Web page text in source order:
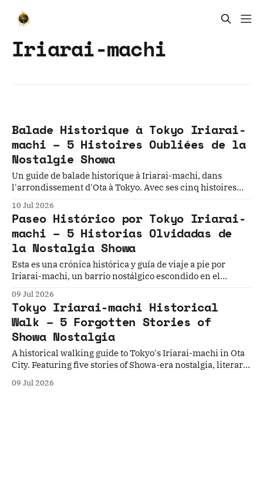
Iriarai-machi
Balade Historique à Tokyo Iriarai-
machi – 5 Histoires Oubliées de la
Nostalgie Showa
Un guide de balade historique à Iriarai-machi, dans
l'arrondissement d'Ota à Tokyo. Avec ses cinq histoires
récit offre une perspective de voyage lent sur un coin
caché de Tokyo.
10 Jul 2026
Paseo Histórico por Tokyo Iriarai-
machi – 5 Historias Olvidadas de
la Nostalgia Showa
Esta es una crónica histórica y guía de viaje a pie por
Iriarai-machi, un barrio nostálgico escondido en el
explora el rico patrimonio de la era Showa, el pasado
ferroviario y las huellas literarias entre Omori y Kamata.
09 Jul 2026
Tokyo Iriarai-machi Historical
Walk – 5 Forgotten Stories of
Showa Nostalgia
A historical walking guide to Tokyo's Iriarai-machi in Ota
City. Featuring five stories of Showa-era nostalgia, literary
travel perspective on a hidden corner of Tokyo.
09 Jul 2026